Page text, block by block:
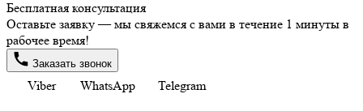
Бесплатная консультация
Оставьте заявку — мы свяжемся с вами в течение 1 минуты в
рабочее время!
Заказать звонок
Viber WhatsApp Telegram